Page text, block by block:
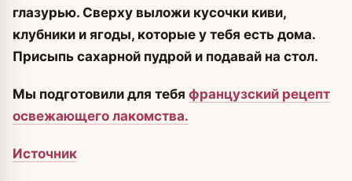
глазурью. Сверху выложи кусочки киви,
клубники и ягоды, которые у тебя есть дома.
Присыпь сахарной пудрой и подавай на стол.
Мы подготовили для тебя французский рецепт
освежающего лакомства.
Источник